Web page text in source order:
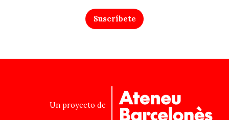
Suscríbete
Un proyecto de